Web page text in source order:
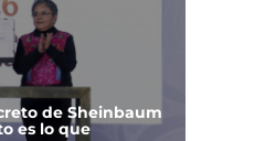
de Sheinbaum
es lo que